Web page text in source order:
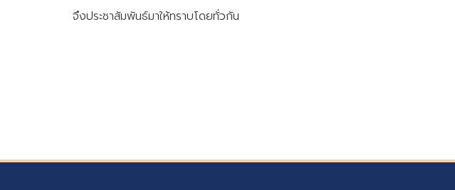
จึงประชาสัมพันธ์มาให้ทราบโดยทั่วกัน